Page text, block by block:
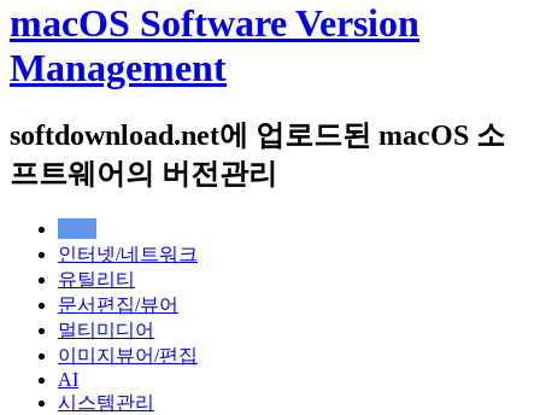
macOS Software Version
Management
softdownload.net에 업로드된 macOS 소
프트웨어의 버전관리
인터넷/네트워크
유틸리티
문서편집/뷰어
멀티미디어
이미지뷰어/편집
AI
시스템관리